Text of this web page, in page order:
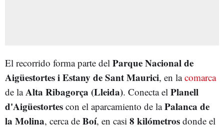
El recorrido forma parte del Parque Nacional de
Aigüestortes i Estany de Sant Maurici, en lacomarca
de laAlta Ribagorça (Lleida). Conecta el Planell
d'Aigüestortes con el aparcamiento de laPalanca de
la Molina, cerca de Boí, en casi 8 kilómetros donde el